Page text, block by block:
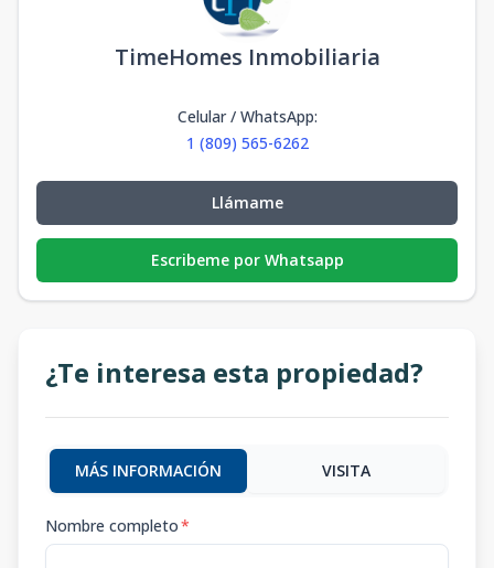
TimeHomes Inmobiliaria
Celular / WhatsApp:
1 (809) 565-6262
Llámame
Escribeme por Whatsapp
¿Te interesa esta propiedad?
MÁS INFORMACIÓN VISITA
Nombre completo*